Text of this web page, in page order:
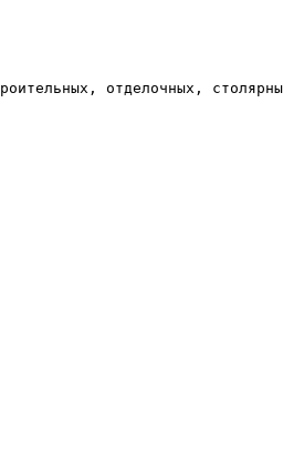
отделочных,